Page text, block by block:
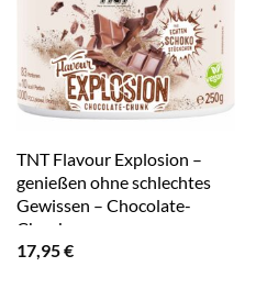
TNT Flavour Explosion –
genießen ohne schlechtes
Gewissen – Chocolate-
Chunk
17,95€